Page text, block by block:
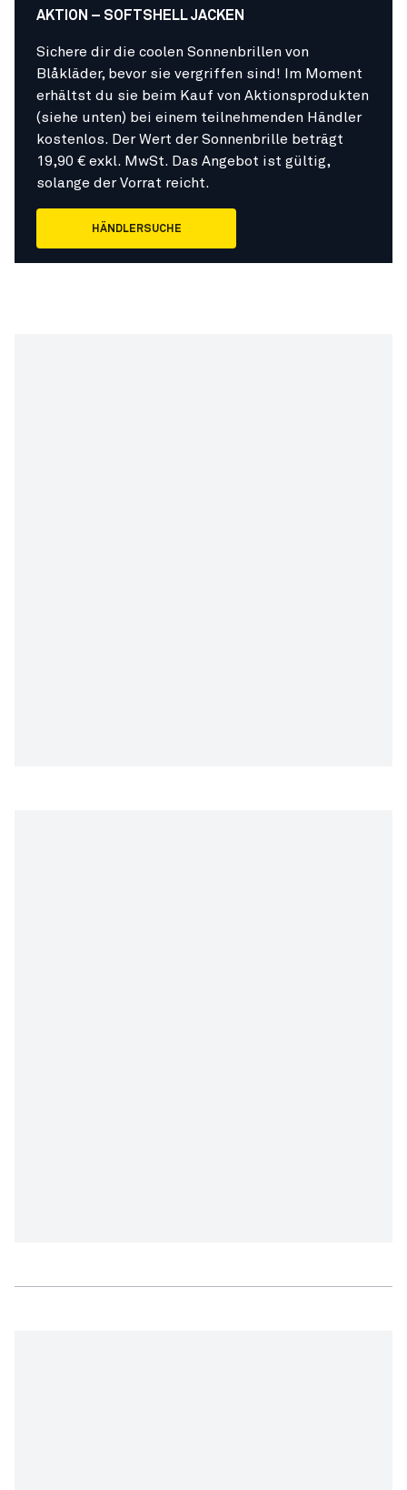
AKTION – SOFTSHELL JACKEN
Sichere dir die coolen Sonnenbrillen von
Blåkläder, bevor sie vergriffen sind! Im Moment
erhältst du sie beim Kauf von Aktionsprodukten
(siehe unten) bei einem teilnehmenden Händler
kostenlos. Der Wert der Sonnenbrille beträgt
19,90 € exkl. MwSt. Das Angebot ist gültig,
solange der Vorrat reicht.
HÄNDLERSUCHE